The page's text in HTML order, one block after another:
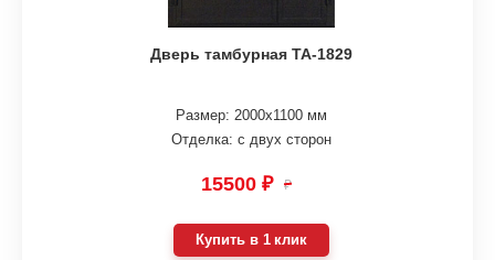
Дверь тамбурная ТА-1829
Размер: 2000х1100 мм
Отделка: с двух сторон
15500 ₽ ₽
Купить в 1 клик